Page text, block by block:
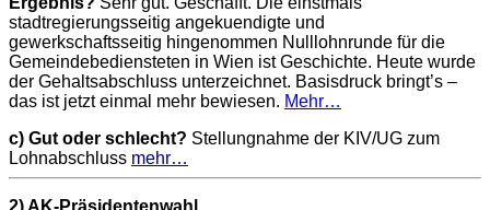
stadtregierungsseitig angekuendigte und
gewerkschaftsseitig hingenommen Nulllohnrunde für die
Gemeindebediensteten in Wien ist Geschichte. Heute wurde
der Gehaltsabschluss unterzeichnet. Basisdruck bringt’s –
das ist jetzt einmal mehr bewiesen. Mehr…
c) Gut oder schlecht? Stellungnahme der KIV/UG zum
Lohnabschluss mehr…
2) AK-Präsidentenwahl